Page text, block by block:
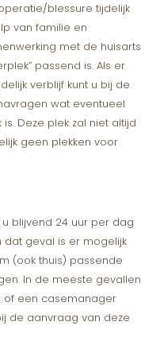
blessure tijdelijk
van familie en
met de huisarts
passend is. Als er
verblijf kunt u bij de
wat eventueel
Deze plek zal niet altijd
geen plekken voor
blijvend 24 uur per dag
dat geval is er mogelijk
(ook thuis) passende
In de meeste gevallen
of een casemanager
de aanvraag van deze